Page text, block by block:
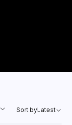
Sort byLatest